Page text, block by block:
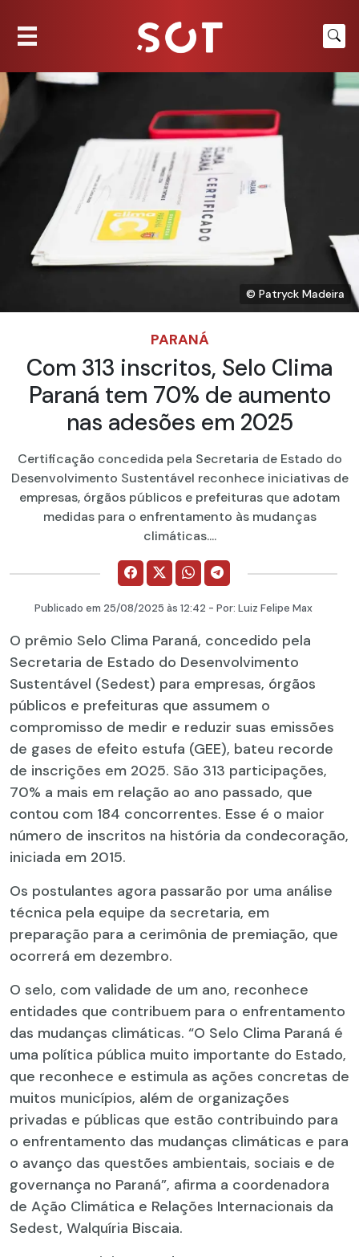
© Patryck Madeira
PARANÁ
Com 313 inscritos, Selo Clima
Paraná tem 70% de aumento
nas adesões em 2025
Certificação concedida pela Secretaria de Estado do
Desenvolvimento Sustentável reconhece iniciativas de
empresas, órgãos públicos e prefeituras que adotam
medidas para o enfrentamento às mudanças
climáticas....
Publicado em 25/08/2025 às 12:42 - Por: Luiz Felipe Max
O prêmio Selo Clima Paraná, concedido pela
Secretaria de Estado do Desenvolvimento
Sustentável (Sedest) para empresas, órgãos
públicos e prefeituras que assumem o
compromisso de medir e reduzir suas emissões
de gases de efeito estufa (GEE), bateu recorde
de inscrições em 2025. São 313 participações,
70% a mais em relação ao ano passado, que
contou com 184 concorrentes. Esse é o maior
número de inscritos na história da condecoração,
iniciada em 2015.
Os postulantes agora passarão por uma análise
técnica pela equipe da secretaria, em
preparação para a cerimônia de premiação, que
ocorrerá em dezembro.
O selo, com validade de um ano, reconhece
entidades que contribuem para o enfrentamento
das mudanças climáticas. “O Selo Clima Paraná é
uma política pública muito importante do Estado,
que reconhece e estimula as ações concretas de
muitos municípios, além de organizações
privadas e públicas que estão contribuindo para
o enfrentamento das mudanças climáticas e para
o avanço das questões ambientais, sociais e de
governança no Paraná”, afirma a coordenadora
de Ação Climática e Relações Internacionais da
Sedest, Walquíria Biscaia.